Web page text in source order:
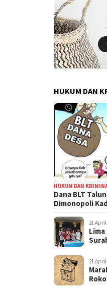
HUKUM DAN
HUKUM DAN
Dana BLT
Dimonopoli
21 April
21 April